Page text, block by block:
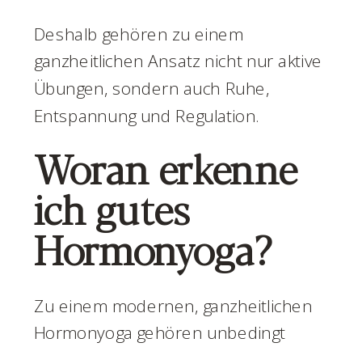
Deshalb gehören zu einem
ganzheitlichen Ansatz nicht nur aktive
Übungen, sondern auch Ruhe,
Entspannung und Regulation.
Woran erkenne
ich gutes
Hormonyoga?
Zu einem modernen, ganzheitlichen
Hormonyoga gehören unbedingt